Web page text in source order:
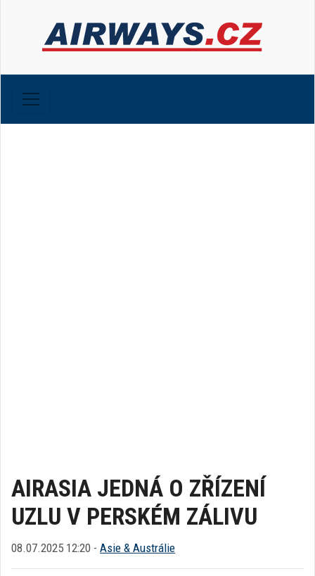
AIRASIA JEDNÁ O ZŘÍZENÍ
UZLU V PERSKÉM ZÁLIVU
08.07.2025 12:20 - Asie & Austrálie